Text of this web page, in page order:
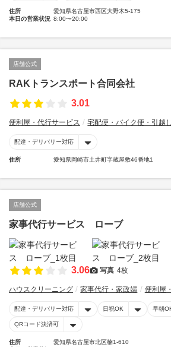
住所
愛知県名古屋市西区大野木5-175
本日の営業状況 8:00〜20:00
店舗公式
RAKトランスポート合同会社
3.01
便利屋・代行サービス 宅配便・バイク便・引越し
配達・デリバリー対応
住所 愛知県岡崎市土井町字蔵屋敷46番地1
店舗公式
家事代行サービス ローブ
3.06 写真 4枚
ハウスクリーニング 家事代行・家政婦 便利屋
配達・デリバリー対応 日祝OK 早朝
QRコード決済可
住所
愛知県名古屋市北区楠1-610